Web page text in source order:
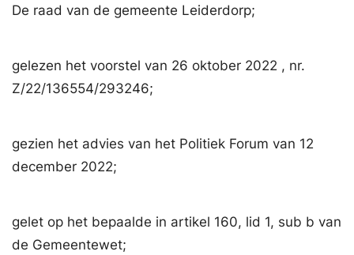
De raad van de gemeente Leiderdorp;
gelezen het voorstel van 26 oktober 2022 , nr.
Z/22/136554/293246;
gezien het advies van het Politiek Forum van 12
december 2022;
gelet op het bepaalde in artikel 160, lid 1, sub b van
de Gemeentewet;